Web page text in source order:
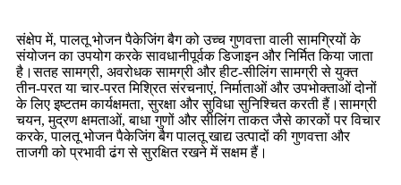
संक्षेप में, पालतू भोजन पैकेजिंग बैग को उच्च गुणवत्ता वाली सामग्रियों के
संयोजन का उपयोग करके सावधानीपूर्वक डिजाइन और निर्मित किया जाता
है।सतह सामग्री, अवरोधक सामग्री और हीट-सीलिंग सामग्री से युक्त
तीन-परत या चार-परत मिश्रित संरचनाएं, निर्माताओं और उपभोक्ताओं दोनों
के लिए इष्टतम कार्यक्षमता, सुरक्षा और सुविधा सुनिश्चित करती हैं।सामग्री
चयन, मुद्रण क्षमताओं, बाधा गुणों और सीलिंग ताकत जैसे कारकों पर विचार
करके, पालतू भोजन पैकेजिंग बैग पालतू खाद्य उत्पादों की गुणवत्ता और
ताजगी को प्रभावी ढंग से सुरक्षित रखने में सक्षम हैं।